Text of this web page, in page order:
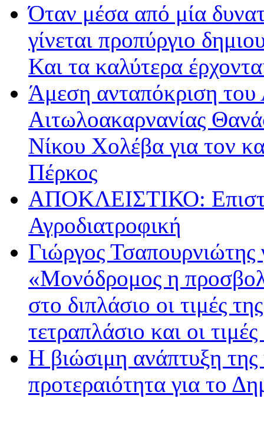
Όταν μέσα από μία
γίνεται προπύργιο
Και τα καλύτερα
Άμεση ανταπόκριση του
Αιτωλοακαρνανίας
Νίκου Χολέβα για τον
Πέρκος
ΑΠΟΚΛΕΙΣΤΙΚΟ:
Αγροδιατροφική
Γιώργος
«Μονόδρομος η
στο διπλάσιο οι τιμές
τετραπλάσιο και οι
Η βιώσιμη ανάπτυξη της
προτεραιότητα για το